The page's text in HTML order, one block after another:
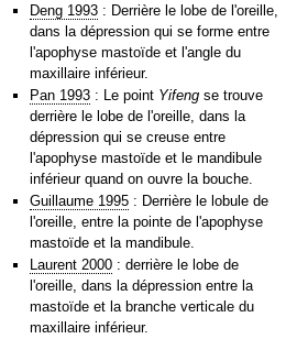
Deng 1993 : Derrière le lobe de l'oreille,
dans la dépression qui se forme entre
l'apophyse mastoïde et l'angle du
maxillaire inférieur.
Pan 1993 : Le point Yifeng se trouve
derrière le lobe de l'oreille, dans la
dépression qui se creuse entre
l'apophyse mastoïde et le mandibule
inférieur quand on ouvre la bouche.
Guillaume 1995 : Derrière le lobule de
l'oreille, entre la pointe de l'apophyse
mastoïde et la mandibule.
Laurent 2000 : derrière le lobe de
l'oreille, dans la dépression entre la
mastoïde et la branche verticale du
maxillaire inférieur.